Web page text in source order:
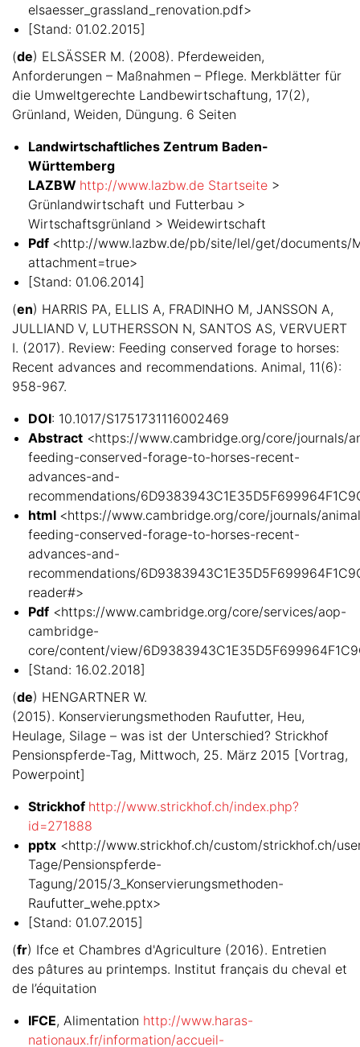
elsaesser_grassland_renovation.pdf>
[Stand: 01.02.2015]
(de) ELSÄSSER M. (2008). Pferdeweiden,
Anforderungen – Maßnahmen – Pflege. Merkblätter für
die Umweltgerechte Landbewirtschaftung, 17(2),
Grünland, Weiden, Düngung. 6 Seiten
Landwirtschaftliches Zentrum Baden-
Württemberg
LAZBW http://www.lazbw.de Startseite >
Grünlandwirtschaft und Futterbau >
Wirtschaftsgrünland > Weidewirtschaft
Pdf <http://www.lazbw.de/pb/site/lel/get/documents/
attachment=true>
[Stand: 01.06.2014]
(en) HARRIS PA, ELLIS A, FRADINHO M, JANSSON A,
JULLIAND V, LUTHERSSON N, SANTOS AS, VERVUERT
I. (2017). Review: Feeding conserved forage to horses:
Recent advances and recommendations. Animal, 11(6):
958-967.
DOI: 10.1017/S1751731116002469
Abstract <https://www.cambridge.org/core/journals/
feeding-conserved-forage-to-horses-recent-
advances-and-
recommendations/
html <https://www.cambridge.org/core/journals/
feeding-conserved-forage-to-horses-recent-
advances-and-
recommendations/
reader#>
Pdf <https://www.cambridge.org/core/services/aop-
cambridge-
core/content/view/
[Stand: 16.02.2018]
(de) HENGARTNER W.
(2015). Konservierungsmethoden Raufutter, Heu,
Heulage, Silage – was ist der Unterschied? Strickhof
Pensionspferde-Tag, Mittwoch, 25. März 2015 [Vortrag,
Powerpoint]
Strickhof http://www.strickhof.ch/index.php?
id=271888
pptx <http://www.strickhof.ch/custom/strickhof.ch/
Tage/Pensionspferde-
Tagung/2015/3_Konservierungsmethoden-
Raufutter_wehe.pptx>
[Stand: 01.07.2015]
(fr) Ifce et Chambres d'Agriculture (2016). Entretien
des pâtures au printemps. Institut français du cheval et
de l’équitation
IFCE, Alimentation http://www.haras-
nationaux.fr/information/accueil-